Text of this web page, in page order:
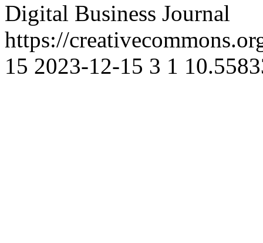
Digital Business Journal
https://
15 2023-12-15 3 1